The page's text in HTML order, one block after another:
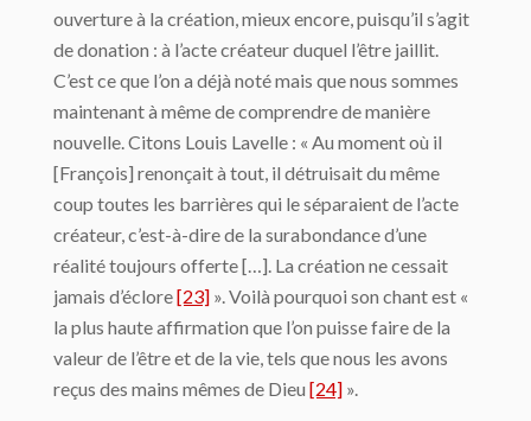
ouverture à la création, mieux encore, puisqu’il s’agit
de donation : à l’acte créateur duquel l’être jaillit.
C’est ce que l’on a déjà noté mais que nous sommes
maintenant à même de comprendre de manière
nouvelle. Citons Louis Lavelle : « Au moment où il
[François] renonçait à tout, il détruisait du même
coup toutes les barrières qui le séparaient de l’acte
créateur, c’est-à-dire de la surabondance d’une
réalité toujours offerte […]. La création ne cessait
jamais d’éclore[23] ». Voilà pourquoi son chant est «
la plus haute affirmation que l’on puisse faire de la
valeur de l’être et de la vie, tels que nous les avons
reçus des mains mêmes de Dieu [24] ».